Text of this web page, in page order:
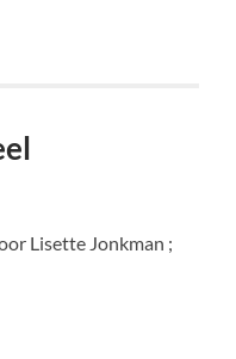
Lisette Jonkman ;